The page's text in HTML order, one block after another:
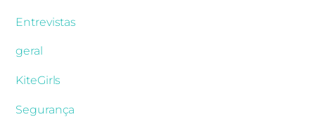
Entrevistas
geral
KiteGirls
Segurança